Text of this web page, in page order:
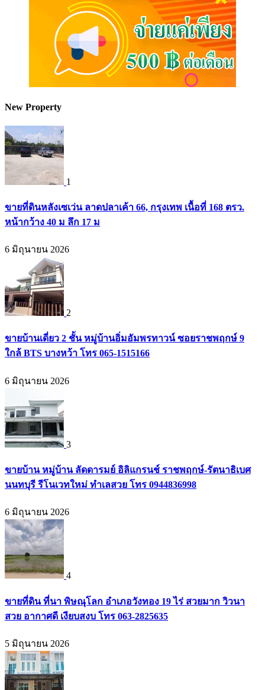
New Property
1
ขายที่ดินหลังเซเว่น ลาดปลาเค้า 66, กรุงเทพ เนื้อที่ 168 ตรว.
หน้ากว้าง 40 ม ลึก 17 ม
6 มิถุนายน 2026
2
ขายบ้านเดี่ยว 2 ชั้น หมู่บ้านอิ่มอัมพรทาวน์ ซอยราชพฤกษ์ 9
ใกล้ BTS บางหว้า โทร 065-1515166
6 มิถุนายน 2026
3
ขายบ้าน หมู่บ้าน ลัดดารมย์ อิลิแกรนช์ ราชพฤกษ์-รัตนาธิเบศ
นนทบุรี รีโนเวทใหม่ ทำเลสวย โทร 0944836998
6 มิถุนายน 2026
4
ขายที่ดิน ที่นา พิษณุโลก อำเภอวังทอง 19 ไร่ สวยมาก วิวนา
สวย อากาศดี เงียบสงบ โทร 063-2825635
5 มิถุนายน 2026